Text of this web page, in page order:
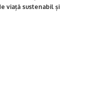
viață sustenabil și